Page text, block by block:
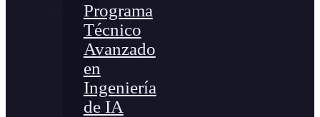
Programa
Técnico
Avanzado
en
Ingeniería
de IA